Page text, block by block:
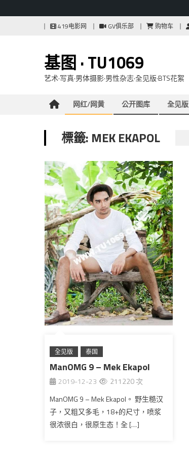
419电影网 GV俱乐部 购物车
基图 · TU1069
艺术·写真·男体摄影·男性杂志·全见版·BTS花絮
网红/网黄 公开图库 全见版
標籤: MEK EKAPOL
全见版 泰国
ManOMG 9 – Mek Ekapol
2019-12-23
211220 次
ManOMG 9 – Mek Ekapol。 野生糙汉
子，又粗又多毛，18+的尺寸，喷浆
很浓很白，很原生态！全 […]